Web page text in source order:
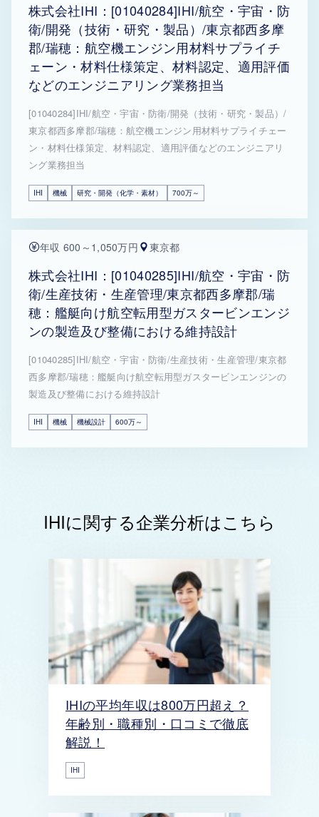
株式会社IHI：[01040284]IHI/航空・宇宙・防
衛/開発（技術・研究・製品）/東京都西多摩
郡/瑞穂：航空機エンジン用材料サプライチ
ェーン・材料仕様策定、材料認定、適用評価
などのエンジニアリング業務担当
[01040284]IHI/航空・宇宙・防衛/開発（技術・研究・製品）/
東京都西多摩郡/瑞穂：航空機エンジン用材料サプライチェー
ン・材料仕様策定、材料認定、適用評価などのエンジニアリ
ング業務担当
IHI 機械 研究・開発（化学・素材） 700万～
年収 600～1,050万円 東京都
株式会社IHI：[01040285]IHI/航空・宇宙・防
衛/生産技術・生産管理/東京都西多摩郡/瑞
穂：艦艇向け航空転用型ガスタービンエンジ
ンの製造及び整備における維持設計
[01040285]IHI/航空・宇宙・防衛/生産技術・生産管理/東京都
西多摩郡/瑞穂：艦艇向け航空転用型ガスタービンエンジンの
製造及び整備における維持設計
IHI 機械 機械設計 600万～
IHIに関する企業分析はこちら
IHIの平均年収は800万円超え？
年齢別・職種別・口コミで徹底
解説！
IHI